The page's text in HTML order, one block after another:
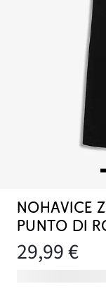
NOHAVICE
PUNTO DI
29,99 €